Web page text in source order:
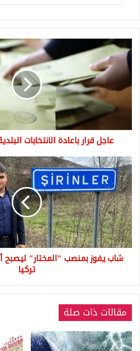
عاجل
قرار
باعادة
الانتخابات
البلدية
في
هذه
عاجل قرار باعادة الانتخابات
شاب
يفوز
بمنصب
"المختار"
ليصبح
أصغر
مختار
في
تاريخ
تركياشاب يفوز بمنصب "المختار" ليصبح
تركيا
مقالات ذات صلة